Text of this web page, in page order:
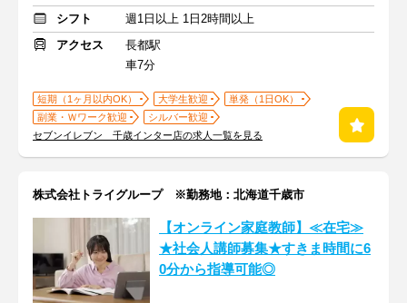
シフト
週1日以上 1日2時間以上
アクセス
長都駅
車7分
短期（1ヶ月以内OK） 大学生歓迎
単発（1日OK）
副業・Ｗワーク歓迎
シルバー歓迎
セブンイレブン 千歳インター店の求人一覧を見る
株式会社トライグループ ※勤務地：北海道千歳市
【オンライン家庭教師】≪在宅≫
★社会人講師募集★すきま時間に6
0分から指導可能◎